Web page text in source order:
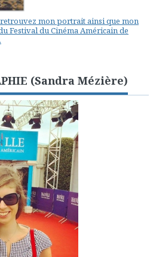
mon portrait ainsi que mon
Festival du Cinéma Américain de
(Sandra Mézière)